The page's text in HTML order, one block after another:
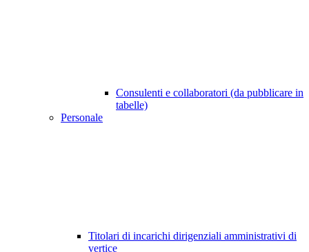
Consulenti e collaboratori (da pubblicare in
tabelle)
Personale
Titolari di incarichi dirigenziali amministrativi di
vertice